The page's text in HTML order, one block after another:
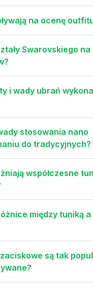
na ocenę
Swarovskiego na
i wady ubrań
stosowania nano
do tradycyjnych?
współczesne
między tuniką a
są tak